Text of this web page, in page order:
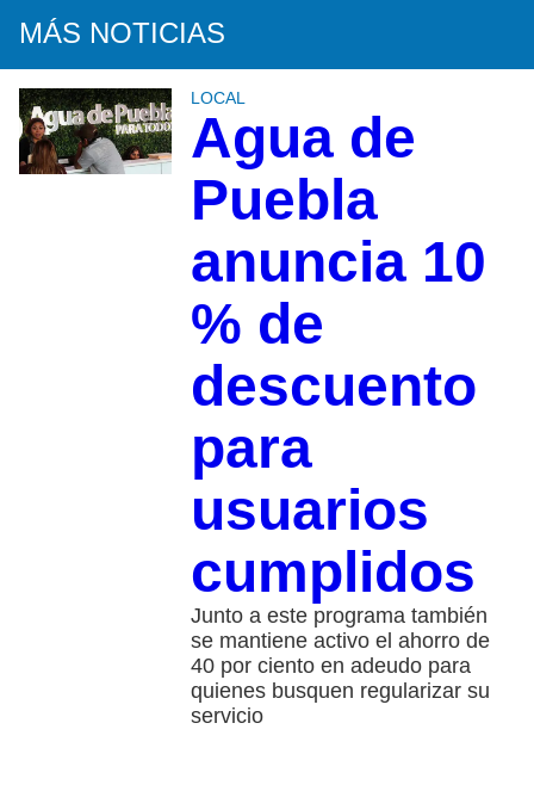
MÁS NOTICIAS
LOCAL
Agua de
Puebla
anuncia 10
% de
descuento
para
usuarios
cumplidos
Junto a este programa también
se mantiene activo el ahorro de
40 por ciento en adeudo para
quienes busquen regularizar su
servicio